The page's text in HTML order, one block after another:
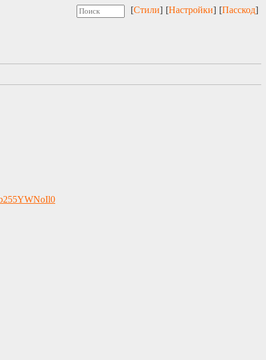
[Пасскод]
[Настройки]
[Стили]